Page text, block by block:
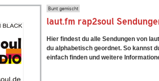
Bunt gemischt
laut.fm rap2soul
Hier findest du alle Sendungen von
du alphabetisch geordnet. So kannst
einfach finden und weitere